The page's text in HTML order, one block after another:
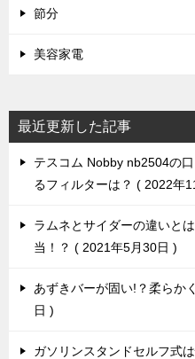
節分
美容家電
最近更新した記事
テスコム Nobby nb2504の
るフィルターは？
2022年
ラムネとサイダーの違いと
当！？
2021年5月30日
あずきバーが固い!？柔らか
日
ガソリンスタンドセルフ式